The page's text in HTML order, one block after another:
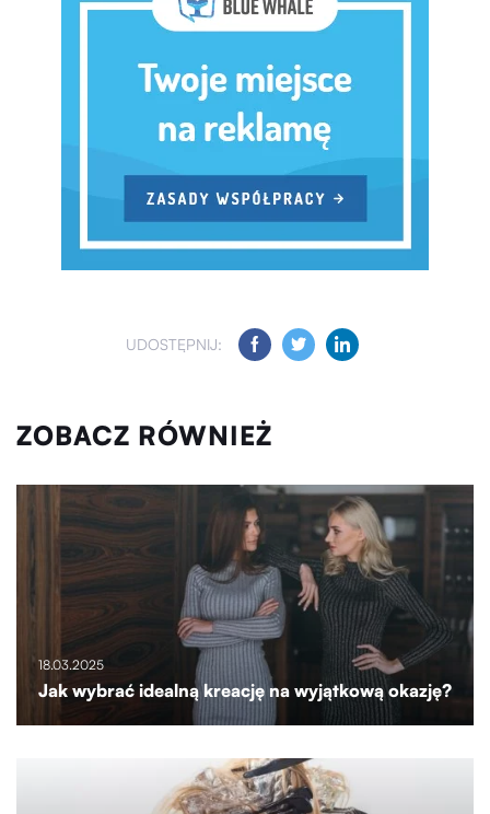
UDOSTĘPNIJ:
ZOBACZ RÓWNIEŻ
18.03.2025
Jak wybrać idealną kreację na wyjątkową okazję?